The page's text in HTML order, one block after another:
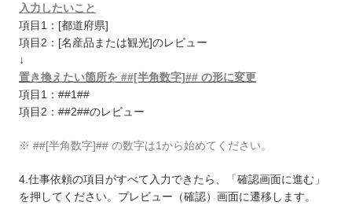
入力したいこと
項目1：[都道府県]
項目2：[名産品または観光]のレビュー
↓
置き換えたい箇所を ##[半角数字]## の形に変更
項目1：##1##
項目2：##2##のレビュー
※ ##[半角数字]## の数字は1から始めてください。
4.仕事依頼の項目がすべて入力できたら、「確認画面に進む」
を押してください。プレビュー（確認）画面に遷移します。